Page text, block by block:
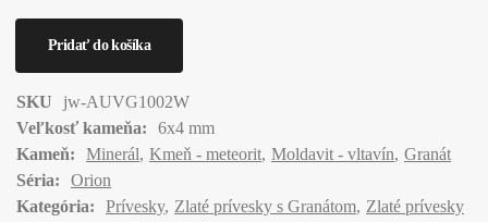
SKU
jw-AUVG1002W
Veľkosť kameňa:
6х4 mm
Kameň:
Minerál Kmeň - meteorit Moldavit - vltavín Granát
Séria:
Orion
Kategória:
Prívesky Zlaté prívesky s Granátom Zlaté prívesky